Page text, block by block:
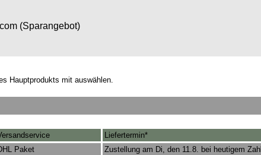
(Sparangebot)
Hauptprodukts mit auswählen.
Liefertermin*
Paket Zustellung am Di, den 11.8. bei heutigem